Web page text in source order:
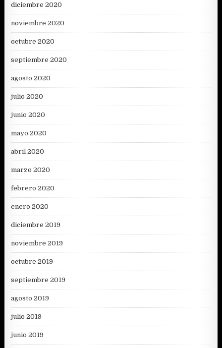
diciembre 2020
noviembre 2020
octubre 2020
septiembre 2020
agosto 2020
julio 2020
junio 2020
mayo 2020
abril 2020
marzo 2020
febrero 2020
enero 2020
diciembre 2019
noviembre 2019
octubre 2019
septiembre 2019
agosto 2019
julio 2019
junio 2019